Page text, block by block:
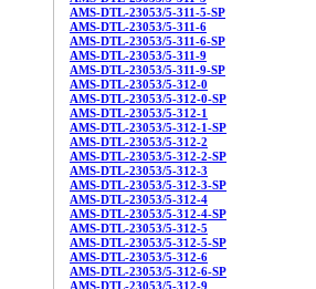
AMS-DTL-23053/5-311-5-SP
AMS-DTL-23053/5-311-6
AMS-DTL-23053/5-311-6-SP
AMS-DTL-23053/5-311-9
AMS-DTL-23053/5-311-9-SP
AMS-DTL-23053/5-312-0
AMS-DTL-23053/5-312-0-SP
AMS-DTL-23053/5-312-1
AMS-DTL-23053/5-312-1-SP
AMS-DTL-23053/5-312-2
AMS-DTL-23053/5-312-2-SP
AMS-DTL-23053/5-312-3
AMS-DTL-23053/5-312-3-SP
AMS-DTL-23053/5-312-4
AMS-DTL-23053/5-312-4-SP
AMS-DTL-23053/5-312-5
AMS-DTL-23053/5-312-5-SP
AMS-DTL-23053/5-312-6
AMS-DTL-23053/5-312-6-SP
AMS-DTL-23053/5-312-9